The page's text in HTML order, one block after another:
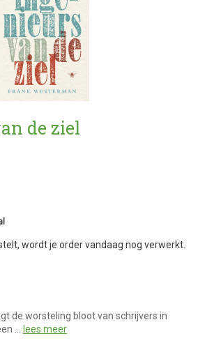
de ziel
wordt je order vandaag nog verwerkt.
de worsteling bloot van schrijvers in
…
lees meer